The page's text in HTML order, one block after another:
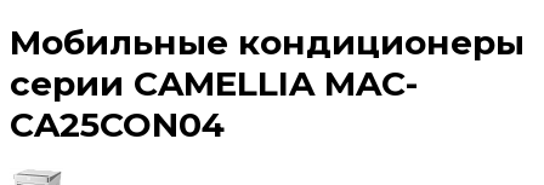
Мобильные кондиционеры
серии CAMELLIA MAC-
CA25CON04